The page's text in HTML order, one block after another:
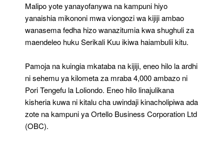
Malipo yote yanayofanywa na kampuni hiyo
yanaishia mikononi mwa viongozi wa kijiji ambao
wanasema fedha hizo wanazitumia kwa shughuli za
maendeleo huku Serikali Kuu ikiwa haiambulii kitu.
Pamoja na kuingia mkataba na kijiji, eneo hilo la ardhi
ni sehemu ya kilometa za mraba 4,000 ambazo ni
Pori Tengefu la Loliondo. Eneo hilo linajulikana
kisheria kuwa ni kitalu cha uwindaji kinacholipiwa ada
zote na kampuni ya Ortello Business Corporation Ltd
(OBC).